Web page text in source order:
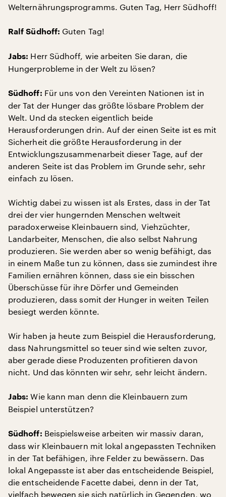
Welternährungsprogramms. Guten Tag, Herr Südhoff!
Ralf Südhoff: Guten Tag!
Jabs: Herr Südhoff, wie arbeiten Sie daran, die
Hungerprobleme in der Welt zu lösen?
Südhoff: Für uns von den Vereinten Nationen ist in
der Tat der Hunger das größte lösbare Problem der
Welt. Und da stecken eigentlich beide
Herausforderungen drin. Auf der einen Seite ist es mit
Sicherheit die größte Herausforderung in der
Entwicklungszusammenarbeit dieser Tage, auf der
anderen Seite ist das Problem im Grunde sehr, sehr
einfach zu lösen.
Wichtig dabei zu wissen ist als Erstes, dass in der Tat
drei der vier hungernden Menschen weltweit
paradoxerweise Kleinbauern sind, Viehzüchter,
Landarbeiter, Menschen, die also selbst Nahrung
produzieren. Sie werden aber so wenig befähigt, das
in einem Maße tun zu können, dass sie zumindest ihre
Familien ernähren können, dass sie ein bisschen
Überschüsse für ihre Dörfer und Gemeinden
produzieren, dass somit der Hunger in weiten Teilen
besiegt werden könnte.
Wir haben ja heute zum Beispiel die Herausforderung,
dass Nahrungsmittel so teuer sind wie selten zuvor,
aber gerade diese Produzenten profitieren davon
nicht. Und das könnten wir sehr, sehr leicht ändern.
Jabs: Wie kann man denn die Kleinbauern zum
Beispiel unterstützen?
Südhoff: Beispielsweise arbeiten wir massiv daran,
dass wir Kleinbauern mit lokal angepassten Techniken
in der Tat befähigen, ihre Felder zu bewässern. Das
lokal Angepasste ist aber das entscheidende Beispiel,
die entscheidende Facette dabei, denn in der Tat,
vielfach bewegen sie sich natürlich in Gegenden, wo